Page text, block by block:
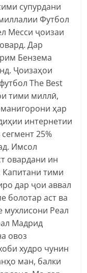
супурдани
Футбол
Месси ҷоизаи
Дар
Бензема
Ҷоизаҳои
The Best
тими миллӣ,
ҳар
интернетии
25%
Имсол
овардани ин
Капитани тими
дар ҷои аввал
болотар аст ва
мухлисони Реал
Мадрид
овоз
худро чунин
ман, балки